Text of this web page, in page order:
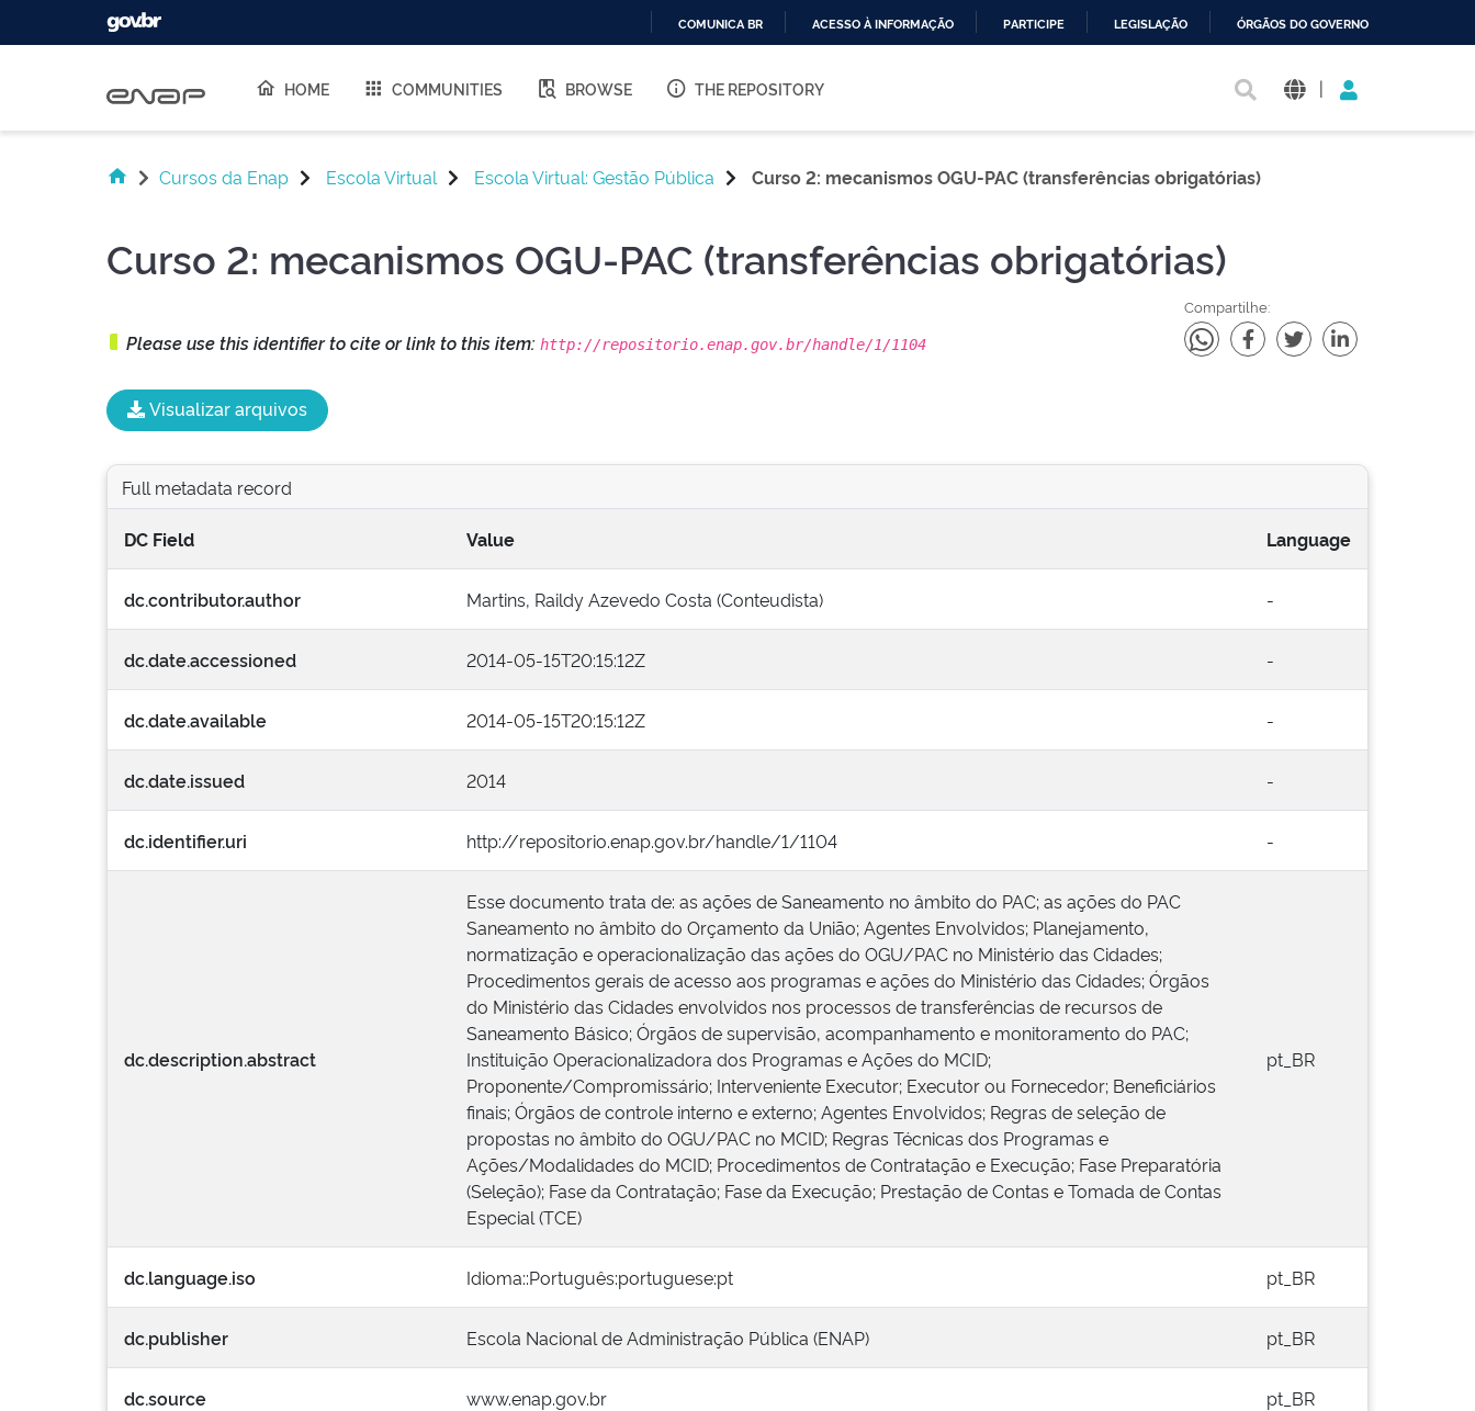
O
COMUNICA BR ACESSO À INFORMAÇÃO PARTICIPE LEGISLAÇÃO ÓRGÃOS DO GOVERNO
HOME COMMUNITIES BROWSE THE REPOSITORY |
Cursos da Enap Escola Virtual Escola Virtual: Gestão Pública Curso 2: mecanismos OGU-PAC (transferências obrigatórias)
Curso 2: mecanismos OGU-PAC (transferências obrigatórias)
Please use this identifier to cite or link to this item: http://repositorio.enap.gov.br/handle/1/1104
Compartilhe:
Visualizar arquivos
Full metadata record
DC Field Value Language
dc.contributor.author Martins, Raildy Azevedo Costa (Conteudista) -
dc.date.accessioned 2014-05-15T20:15:12Z -
dc.date.available 2014-05-15T20:15:12Z -
dc.date.issued 2014 -
dc.identifier.uri http://repositorio.enap.gov.br/handle/1/1104 -
dc.description.abstract
Esse documento trata de: as ações de Saneamento no âmbito do PAC; as ações do PAC
Saneamento no âmbito do Orçamento da União; Agentes Envolvidos; Planejamento,
normatização e operacionalização das ações do OGU/PAC no Ministério das Cidades;
Procedimentos gerais de acesso aos programas e ações do Ministério das Cidades; Órgãos
do Ministério das Cidades envolvidos nos processos de transferências de recursos de
Saneamento Básico; Órgãos de supervisão, acompanhamento e monitoramento do PAC;
Instituição Operacionalizadora dos Programas e Ações do MCID;
Proponente/Compromissário; Interveniente Executor; Executor ou Fornecedor; Beneficiários
finais; Órgãos de controle interno e externo; Agentes Envolvidos; Regras de seleção de
propostas no âmbito do OGU/PAC no MCID; Regras Técnicas dos Programas e
Ações/Modalidades do MCID; Procedimentos de Contratação e Execução; Fase Preparatória
(Seleção); Fase da Contratação; Fase da Execução; Prestação de Contas e Tomada de Contas
Especial (TCE)
pt_BR
dc.language.iso Idioma::Português:portuguese:pt pt_BR
dc.publisher Escola Nacional de Administração Pública (ENAP) pt_BR
dc.source www.enap.gov.br pt_BR